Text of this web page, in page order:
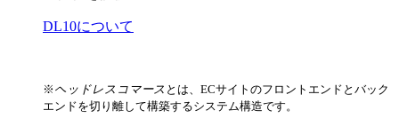
DL10について
※ ヘッドレスコマース とは、ECサイトのフロントエンドとバック
エンドを切り離して構築するシステム構造です。